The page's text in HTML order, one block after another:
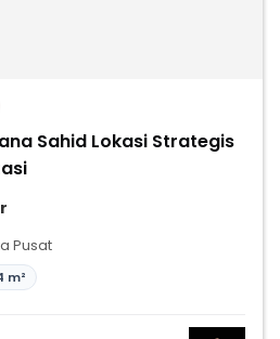
Sahid Lokasi Strategis
Pusat
m²